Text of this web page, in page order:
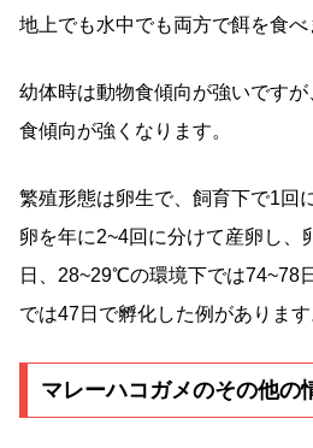
地上でも水中でも両方で餌を食べ
幼体時は動物食傾向が強いです
食傾向が強くなります。
繁殖形態は卵生で、飼育下で1回
卵を年に2~4回に分けて産卵し
日、28~29℃の環境下では74~78
では47日で孵化した例があります
マレーハコガメのその他の